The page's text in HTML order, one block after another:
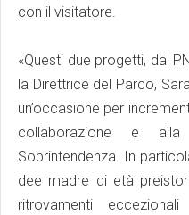
con il visitatore.
«Questi due progetti, dal
la Direttrice del Parco,
un’occasione per
collaborazione e
Soprintendenza. In
dee madre di età
ritrovamenti